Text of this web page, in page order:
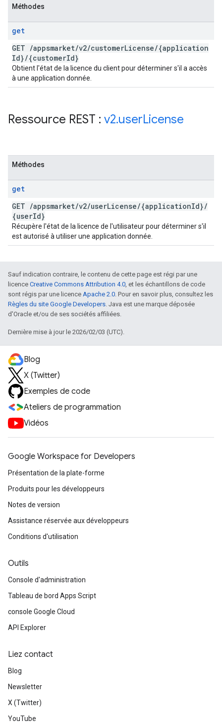
Méthodes
get
GET /appsmarket/v2/customerLicense/{application
Id}/{customerId}
Obtient l'état de la licence du client pour déterminer s'il a accès
à une application donnée.
Ressource REST : v2.userLicense
Méthodes
get
GET /appsmarket/v2/userLicense/{applicationId}/
{userId}
Récupère l'état de la licence de l'utilisateur pour déterminer s'il
est autorisé à utiliser une application donnée.
Sauf indication contraire, le contenu de cette page est régi par une
licence Creative Commons Attribution 4.0, et les échantillons de code
sont régis par une licence Apache 2.0. Pour en savoir plus, consultez les
Règles du site Google Developers. Java est une marque déposée
d'Oracle et/ou de ses sociétés affiliées.
Dernière mise à jour le 2026/02/03 (UTC).
Blog
X (Twitter)
Exemples de code
Ateliers de programmation
Vidéos
Google Workspace for Developers
Présentation de la plate-forme
Produits pour les développeurs
Notes de version
Assistance réservée aux développeurs
Conditions d'utilisation
Outils
Console d'administration
Tableau de bord Apps Script
console Google Cloud
API Explorer
Liez contact
Blog
Newsletter
X (Twitter)
YouTube